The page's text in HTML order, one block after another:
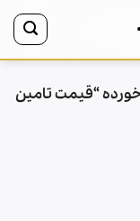
“قیمت تامین